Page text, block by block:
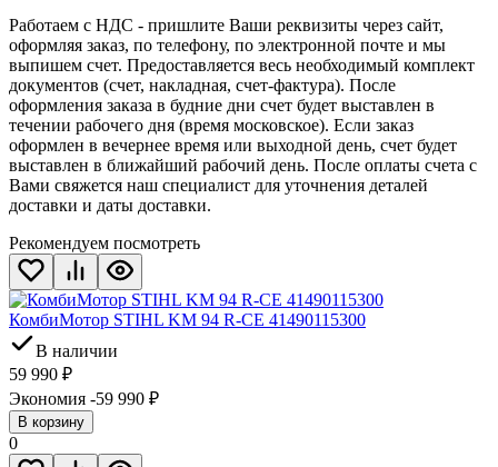
Работаем с НДС - пришлите Ваши реквизиты через сайт,
оформляя заказ, по телефону, по электронной почте и мы
выпишем счет. Предоставляется весь необходимый комплект
документов (счет, накладная, счет-фактура). После
оформления заказа в будние дни счет будет выставлен в
течении рабочего дня (время московское). Если заказ
оформлен в вечернее время или выходной день, счет будет
выставлен в ближайший рабочий день. После оплаты счета с
Вами свяжется наш специалист для уточнения деталей
доставки и даты доставки.
Рекомендуем посмотреть
КомбиМотор STIHL KM 94 R-CE 41490115300
В наличии
59 990 ₽
Экономия -59 990 ₽
В корзину
0